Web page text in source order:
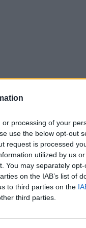
processing of your
use the below opt-out
request is processed
utilized by us
You may separately
on the IAB’s list of
to third parties on the
third parties.